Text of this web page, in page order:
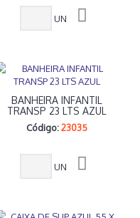
UN
BANHEIRA INFANTIL
TRANSP 23 LTS AZUL
Código:23035
UN